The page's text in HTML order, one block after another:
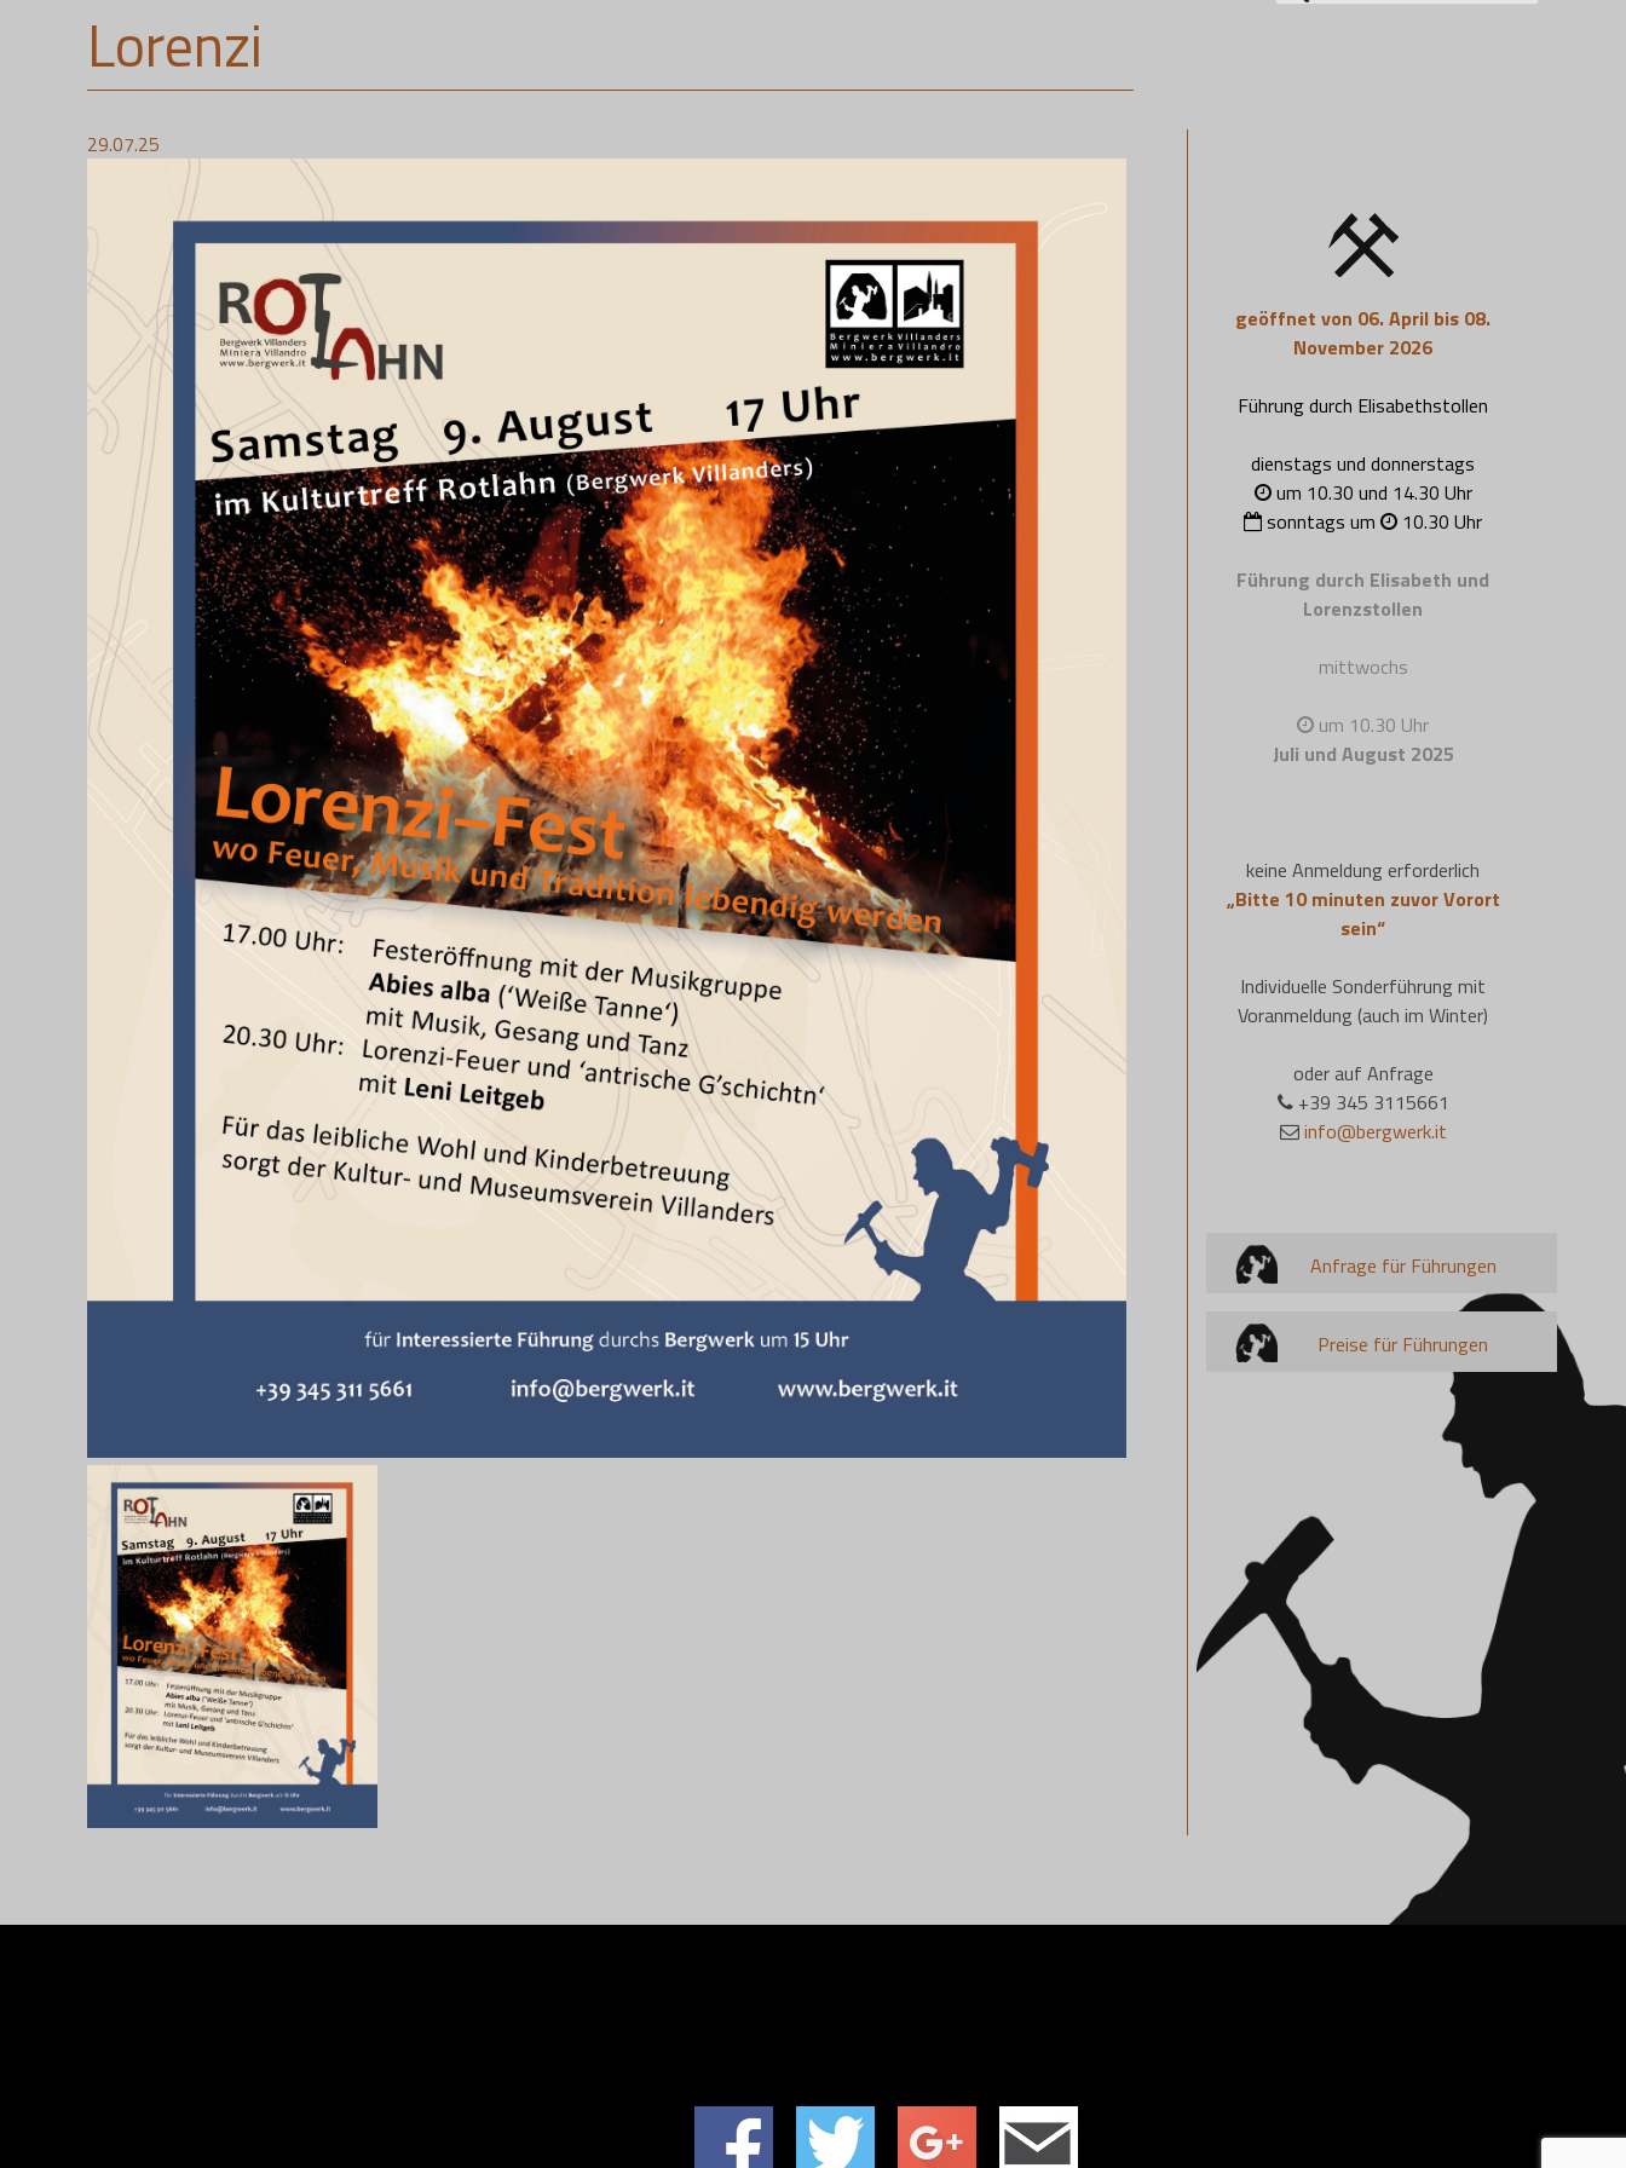
nach:
Lorenzi
29.07.25
geöffnet von 06. April bis 08.
November 2026
Führung durch Elisabethstollen
dienstags und donnerstags
um 10.30 und 14.30 Uhr
sonntags um
10.30 Uhr
Führung durch Elisabeth und
Lorenzstollen
mittwochs
um 10.30 Uhr
Juli und August 2025
keine Anmeldung erforderlich
„Bitte 10 minuten zuvor Vorort
sein“
Individuelle Sonderführung mit
Voranmeldung (auch im Winter)
oder auf Anfrage
+39 345 3115661
info@bergwerk.it
Anfrage für Führungen
Preise für Führungen